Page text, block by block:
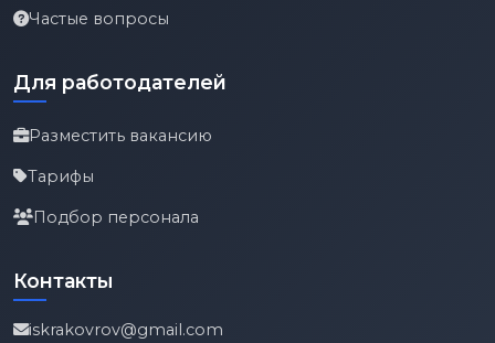
Частые вопросы
Для работодателей
Разместить вакансию
Тарифы
Подбор персонала
Контакты
iskrakovrov@gmail.com